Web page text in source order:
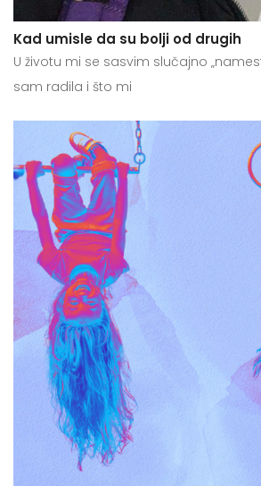
Kad umisle da su bolji od drugih
U životu mi se sasvim slučajno
sam radila i što mi